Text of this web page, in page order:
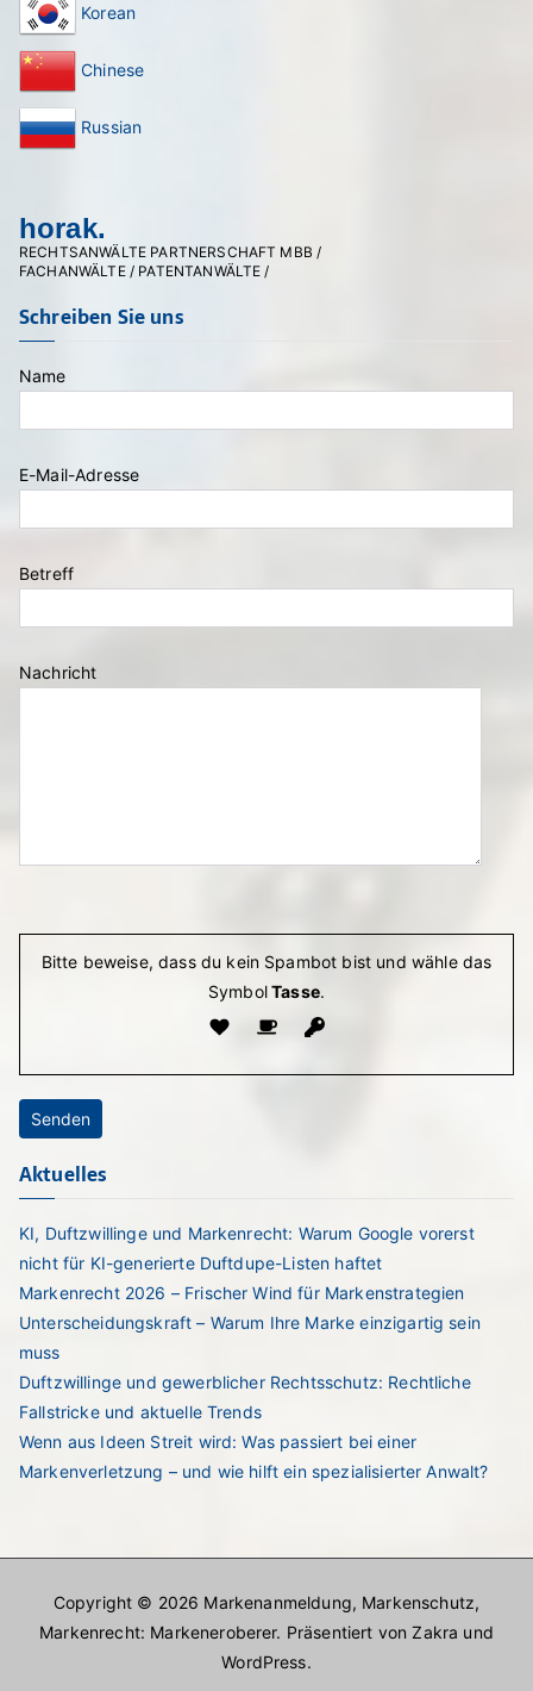
Korean
Chinese
Russian
horak.
RECHTSANWÄLTE PARTNERSCHAFT MBB /
FACHANWÄLTE / PATENTANWÄLTE /
Schreiben Sie uns
Name
Bitte lasse dieses Feld leer.
E-Mail-Adresse
Betreff
Nachricht
Bitte beweise, dass du kein Spambot bist und wähle das
SymbolTasse.
Aktuelles
KI, Duftzwillinge und Markenrecht: Warum Google vorerst
nicht für KI-generierte Duftdupe-Listen haftet
Markenrecht 2026 – Frischer Wind für Markenstrategien
Unterscheidungskraft – Warum Ihre Marke einzigartig sein
muss
Duftzwillinge und gewerblicher Rechtsschutz: Rechtliche
Fallstricke und aktuelle Trends
Wenn aus Ideen Streit wird: Was passiert bei einer
Markenverletzung – und wie hilft ein spezialisierter Anwalt?
Copyright © 2026 Markenanmeldung, Markenschutz,
Markenrecht: Markeneroberer. Präsentiert vonZakra und
WordPress.